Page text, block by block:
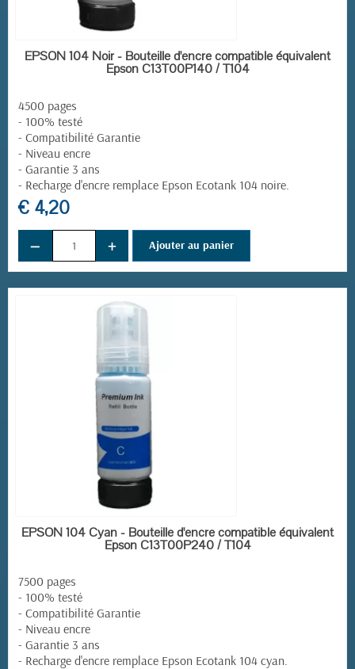
EN STOCK
EPSON 104 Noir - Bouteille d'encre compatible équivalent
Epson C13T00P140 / T104
4500 pages
- 100% testé
- Compatibilité Garantie
- Niveau encre
- Garantie 3 ans
- Recharge d'encre remplace Epson Ecotank 104 noire
€ 4,20
− + Ajouter au panier
EN STOCK
EPSON 104 Cyan - Bouteille d'encre compatible équivalent
Epson C13T00P240 / T104
7500 pages
- 100% testé
- Compatibilité Garantie
- Niveau encre
- Garantie 3 ans
- Recharge d'encre remplace Epson Ecotank 104 cyan